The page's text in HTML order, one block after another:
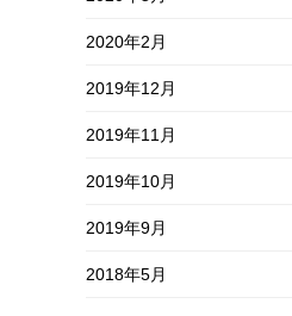
2020年2月
2019年12月
2019年11月
2019年10月
2019年9月
2018年5月